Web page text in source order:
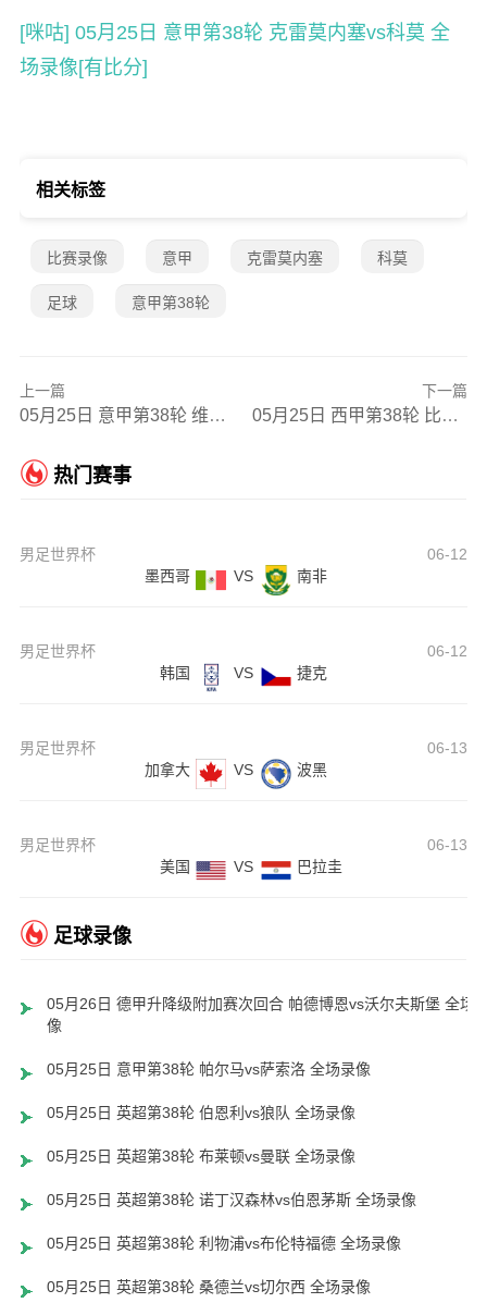
[咪咕] 05月25日 意甲第38轮 克雷莫内塞vs科莫 全
场录像[有比分]
相关标签
比赛录像 意甲 克雷莫内塞 科莫
足球 意甲第38轮
上一篇
05月25日 意甲第38轮 维罗纳vs罗马 全场录像
下一篇
05月25日 西甲第38轮 比利亚雷亚尔vs马德里竞技 全场录像
热门赛事
男足世界杯
06-12
墨西哥
VS 南非
男足世界杯
06-12
韩国
VS 捷克
男足世界杯
06-13
加拿大
VS 波黑
男足世界杯
06-13
美国
VS 巴拉圭
足球录像
05月26日 德甲升降级附加赛次回合 帕德博恩vs沃尔夫斯堡 全场
像
05月25日 意甲第38轮 帕尔马vs萨索洛 全场录像
05月25日 英超第38轮 伯恩利vs狼队 全场录像
05月25日 英超第38轮 布莱顿vs曼联 全场录像
05月25日 英超第38轮 诺丁汉森林vs伯恩茅斯 全场录像
05月25日 英超第38轮 利物浦vs布伦特福德 全场录像
05月25日 英超第38轮 桑德兰vs切尔西 全场录像